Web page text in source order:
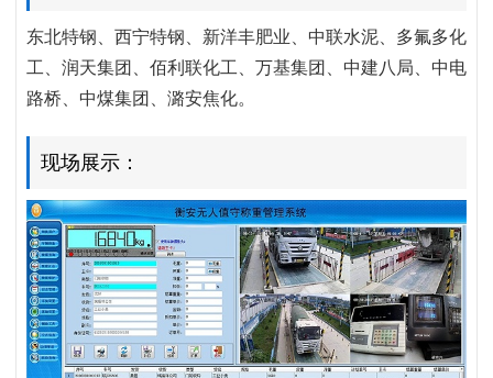
东北特钢、西宁特钢、新洋丰肥业、中联水泥、多氟多化
工、润天集团、佰利联化工、万基集团、中建八局、中电
路桥、中煤集团、潞安焦化。
现场展示：